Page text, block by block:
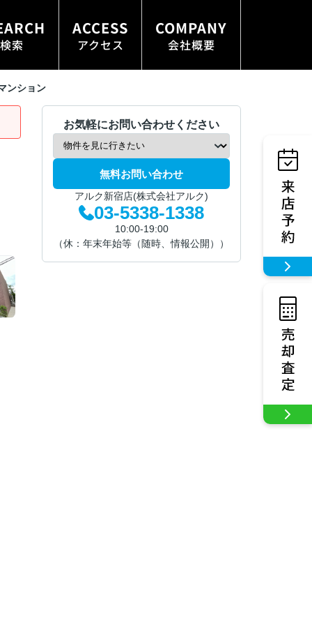
索
ACCESS
アクセス
COMPANY
会社概要
ンション
お気軽にお問い合わせください
無料お問い合わせ
アルク新宿店(株式会社アルク)
03-5338-1338
10:00-19:00
（休：年末年始等（随時、情報公開））